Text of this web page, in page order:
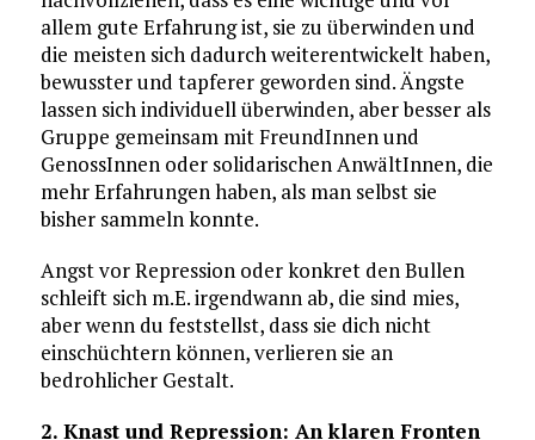
allem gute Erfahrung ist, sie zu überwinden und
die meisten sich dadurch weiterentwickelt haben,
bewusster und tapferer geworden sind. Ängste
lassen sich individuell überwinden, aber besser als
Gruppe gemeinsam mit FreundInnen und
GenossInnen oder solidarischen AnwältInnen, die
mehr Erfahrungen haben, als man selbst sie
bisher sammeln konnte.
Angst vor Repression oder konkret den Bullen
schleift sich m.E. irgendwann ab, die sind mies,
aber wenn du feststellst, dass sie dich nicht
einschüchtern können, verlieren sie an
bedrohlicher Gestalt.
2. Knast und Repression: An klaren Fronten